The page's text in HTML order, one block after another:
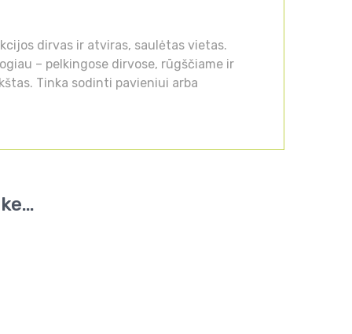
dirvas ir atviras, saulėtas vietas.
– pelkingose dirvose, rūgščiame ir
Tinka sodinti pavieniui arba